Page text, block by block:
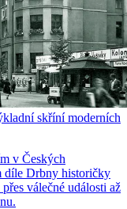
skříní moderních
v Českých
díle Drbny historičky
válečné události až